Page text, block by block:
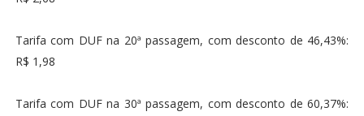
Tarifa com DUF na 20ª passagem, com desconto de 46,43%:
R$ 1,98
Tarifa com DUF na 30ª passagem, com desconto de 60,37%: